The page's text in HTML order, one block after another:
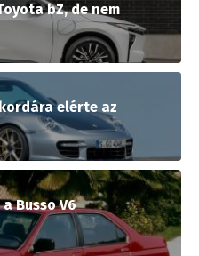
bZ, de nem
elérte az
Busso V6